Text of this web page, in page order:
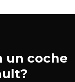
un coche